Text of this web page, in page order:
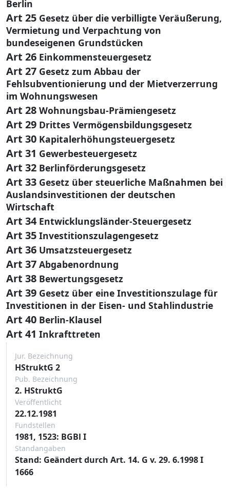
Berlin
Art 25 Gesetz über die verbilligte Veräußerung,
Vermietung und Verpachtung von
bundeseigenen Grundstücken
Art 26 Einkommensteuergesetz
Art 27 Gesetz zum Abbau der
Fehlsubventionierung und der Mietverzerrung
im Wohnungswesen
Art 28 Wohnungsbau-Prämiengesetz
Art 29 Drittes Vermögensbildungsgesetz
Art 30 Kapitalerhöhungsteuergesetz
Art 31 Gewerbesteuergesetz
Art 32 Berlinförderungsgesetz
Art 33 Gesetz über steuerliche Maßnahmen bei
Auslandsinvestitionen der deutschen
Wirtschaft
Art 34 Entwicklungsländer-Steuergesetz
Art 35 Investitionszulagengesetz
Art 36 Umsatzsteuergesetz
Art 37 Abgabenordnung
Art 38 Bewertungsgesetz
Art 39 Gesetz über eine Investitionszulage für
Investitionen in der Eisen- und Stahlindustrie
Art 40 Berlin-Klausel
Art 41 Inkrafttreten
Jur. Bezeichnung
HStruktG 2
Pub. Bezeichnung
2. HStruktG
Veröffentlicht
22.12.1981
Fundstellen
1981, 1523: BGBl I
Standangaben
Stand: Geändert durch Art. 14. G v. 29. 6.1998 I
1666